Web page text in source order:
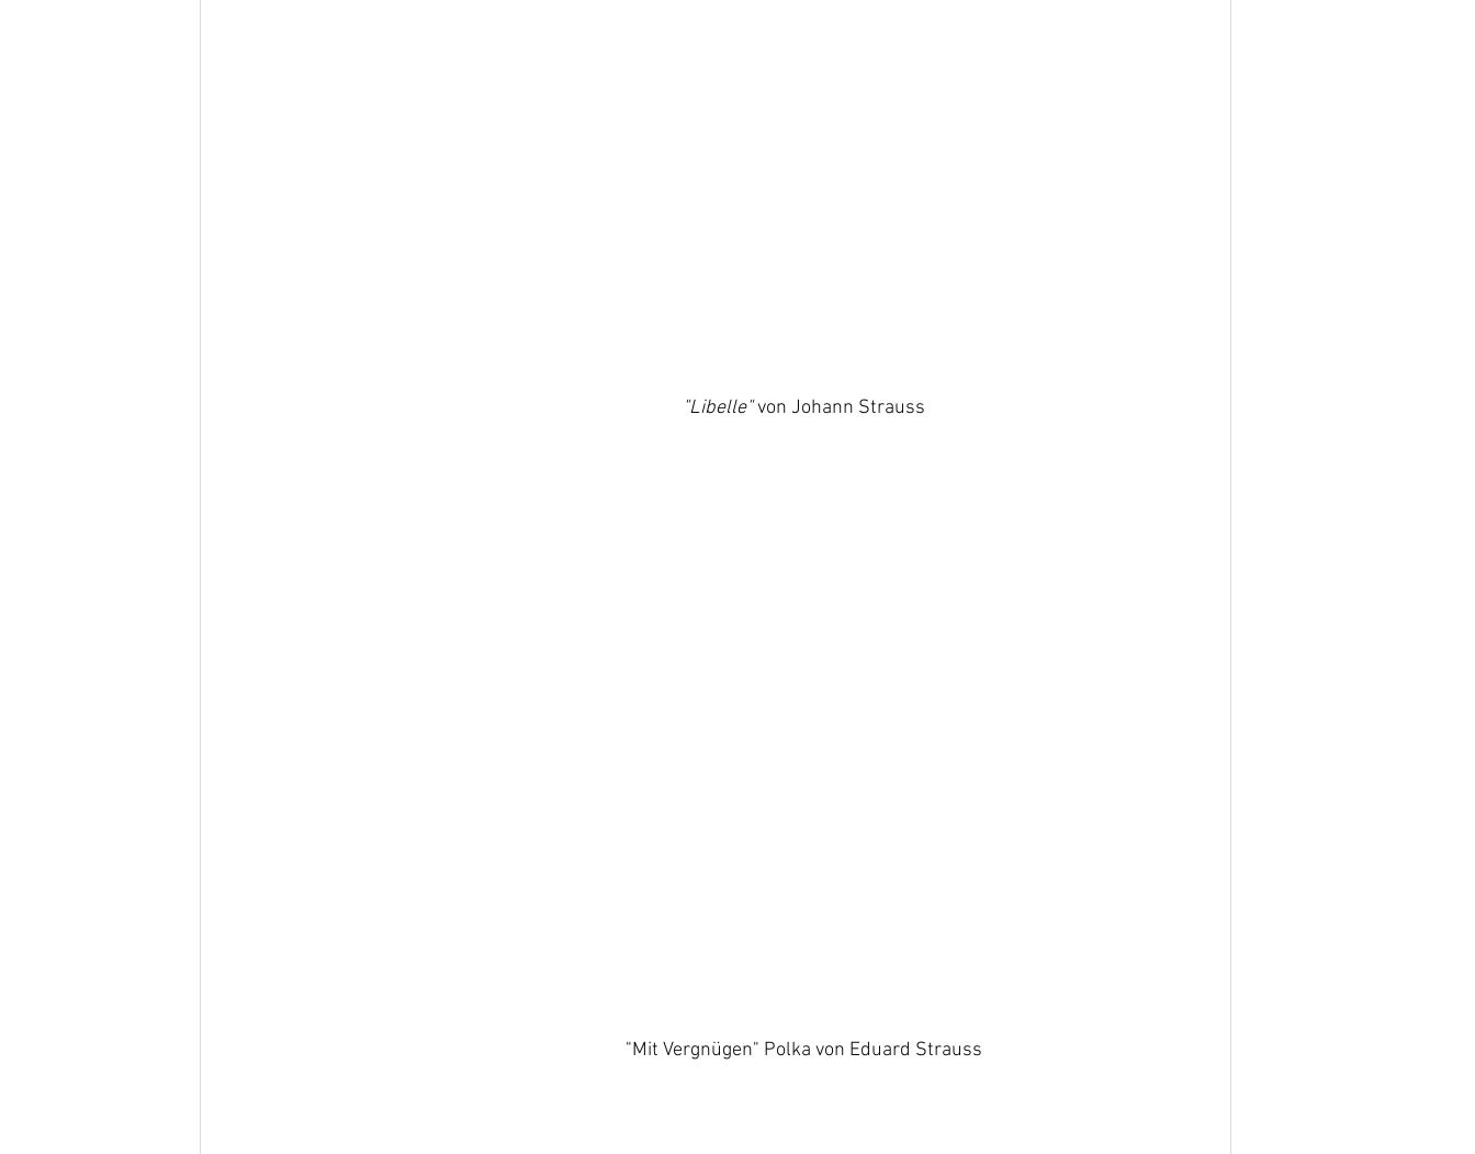
                                                                                   "Libelle"
von Johann Strauss
                                                                        "Mit Vergnügen" Polka von Eduard Strauss